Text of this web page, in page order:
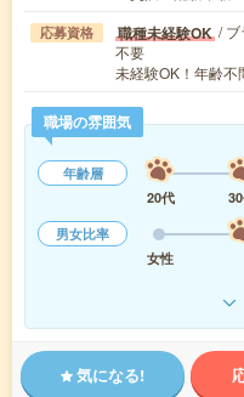
応募資格 職種未経験OK /
不要
未経験OK！年齢不
職場の雰囲気
年齢層
20代
男女比率
女性
気になる!